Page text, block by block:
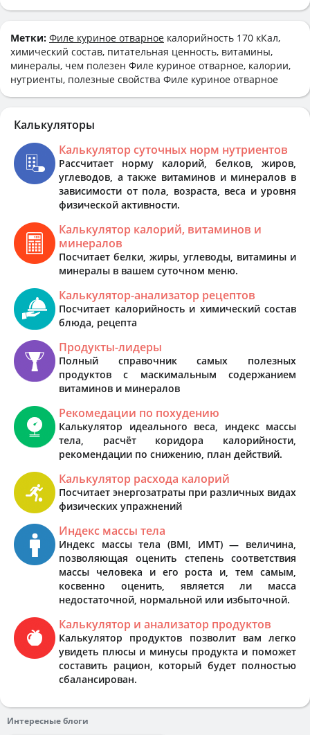
Метки: Филе куриное отварное калорийность 170 кКал,
химический состав, питательная ценность, витамины,
минералы, чем полезен Филе куриное отварное, калории,
нутриенты, полезные свойства Филе куриное отварное
Калькуляторы
Калькулятор суточных норм нутриентов
Рассчитает норму калорий, белков, жиров,
углеводов, а также витаминов и минералов в
зависимости от пола, возраста, веса и уровня
физической активности.
Калькулятор калорий, витаминов и
минералов
Посчитает белки, жиры, углеводы, витамины и
минералы в вашем суточном меню.
Калькулятор-анализатор рецептов
Посчитает калорийность и химический состав
блюда, рецепта
Продукты-лидеры
Полный справочник самых полезных
продуктов с маскимальным содержанием
витаминов и минералов
Рекомедации по похудению
Калькулятор идеального веса, индекс массы
тела, расчёт коридора калорийности,
рекомендации по снижению, план действий.
Калькулятор расхода калорий
Посчитает энергозатраты при различных видах
физических упражнений
Индекс массы тела
Индекс массы тела (BMI, ИМТ) — величина,
позволяющая оценить степень соответствия
массы человека и его роста и, тем самым,
косвенно оценить, является ли масса
недостаточной, нормальной или избыточной.
Калькулятор и анализатор продуктов
Калькулятор продуктов позволит вам легко
увидеть плюсы и минусы продукта и поможет
составить рацион, который будет полностью
сбалансирован.
Интересные блоги